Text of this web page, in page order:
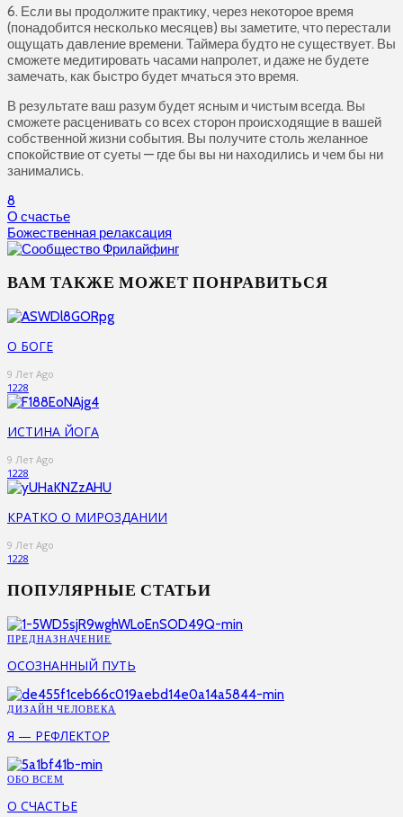
6. Если вы продолжите практику, через некоторое время
(понадобится несколько месяцев) вы заметите, что перестали
ощущать давление времени. Таймера будто не существует. Вы
сможете медитировать часами напролет, и даже не будете
замечать, как быстро будет мчаться это время.
В результате ваш разум будет ясным и чистым всегда. Вы
сможете расценивать со всех сторон происходящие в вашей
собственной жизни события. Вы получите столь желанное
спокойствие от суеты — где бы вы ни находились и чем бы ни
занимались.
8
О счастье
Божественная релаксация
ВАМ ТАКЖЕ МОЖЕТ ПОНРАВИТЬСЯ
О БОГЕ
9 Лет Ago
1228
ИСТИНА ЙОГА
9 Лет Ago
1228
КРАТКО О МИРОЗДАНИИ
9 Лет Ago
1228
ПОПУЛЯРНЫЕ СТАТЬИ
ПРЕДНАЗНАЧЕНИЕ
ОСОЗНАННЫЙ ПУТЬ
ДИЗАЙН ЧЕЛОВЕКА
Я — РЕФЛЕКТОР
ОБО ВСЕМ
О СЧАСТЬЕ